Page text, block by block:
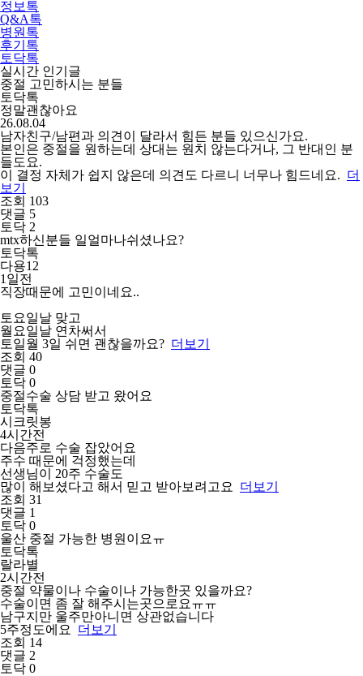
정보톡
Q&A톡
병원톡
후기톡
토닥톡
실시간 인기글
중절 고민하시는 분들
토닥톡
정말괜찮아요
26.08.04
남자친구/남편과 의견이 달라서 힘든 분들 있으신가요.
본인은 중절을 원하는데 상대는 원치 않는다거나, 그 반대인 분
들도요.
이 결정 자체가 쉽지 않은데 의견도 다르니 너무나 힘드네요. 더
보기
조회 103
댓글 5
토닥 2
mtx하신분들 일얼마나쉬셨나요?
토닥톡
다용12
1일전
직장때문에 고민이네요..
토요일날 맞고
월요일날 연차써서
토일월 3일 쉬면 괜찮을까요? 더보기
조회 40
댓글 0
토닥 0
중절수술 상담 받고 왔어요
토닥톡
시크릿봉
4시간전
다음주로 수술 잡았어요
주수 때문에 걱정했는데
선생님이 20주 수술도
많이 해보셨다고 해서 믿고 받아보려고요
더보기
조회 31
댓글 1
토닥 0
울산 중절 가능한 병원이요ㅠ
토닥톡
랄라별
2시간전
중절 약물이나 수술이나 가능한곳 있을까요?
수술이면 좀 잘 해주시는곳으로요ㅠㅠ
남구지만 울주만아니면 상관없습니다
5주정도에요
더보기
조회 14
댓글 2
토닥 0